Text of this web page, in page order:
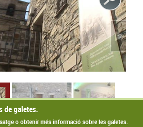
de galetes.
o obtenir més informació sobre les galetes.